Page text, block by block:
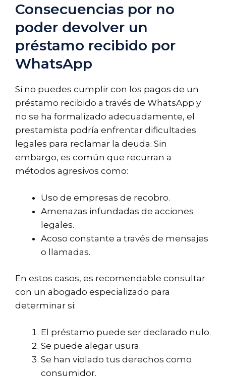
Consecuencias por no
poder devolver un
préstamo recibido por
WhatsApp
Si no puedes cumplir con los pagos de un
préstamo recibido a través de WhatsApp y
no se ha formalizado adecuadamente, el
prestamista podría enfrentar dificultades
legales para reclamar la deuda. Sin
embargo, es común que recurran a
métodos agresivos como:
Uso de empresas de recobro.
Amenazas infundadas de acciones
legales.
Acoso constante a través de mensajes
o llamadas.
En estos casos, es recomendable consultar
con un abogado especializado para
determinar si:
El préstamo puede ser declarado nulo.
Se puede alegar usura.
Se han violado tus derechos como
consumidor.